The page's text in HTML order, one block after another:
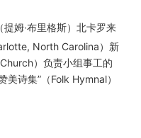
（提姆·布里格斯）北卡罗来
North Carolina）新
）负责小组事工的
美诗集”（Folk Hymnal）